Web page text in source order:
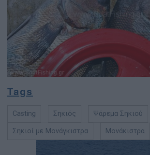
Tags
Casting Σηκιός Ψάρεμα Σηκιού
Σηκιοί με Μονάγκιστρα Μονάκιστρα